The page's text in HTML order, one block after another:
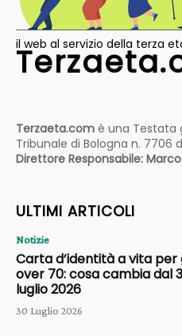
il web al servizio della terza
Terzaeta.com è una Testata
Tribunale di Bologna n. 7706
Direttore Responsabile:
ULTIMI ARTICOLI
Notizie
Carta d’identità a vita per
over 70: cosa cambia dal
luglio 2026
30 Luglio 2026